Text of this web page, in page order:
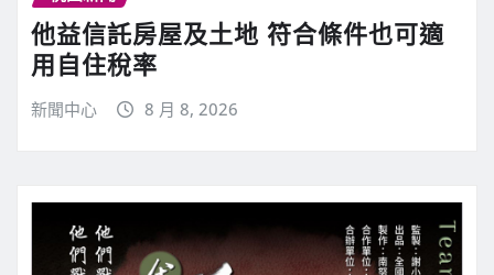
他益信託房屋及土地 符合條件也可適
用自住稅率
新聞中心 8 月 8, 2026